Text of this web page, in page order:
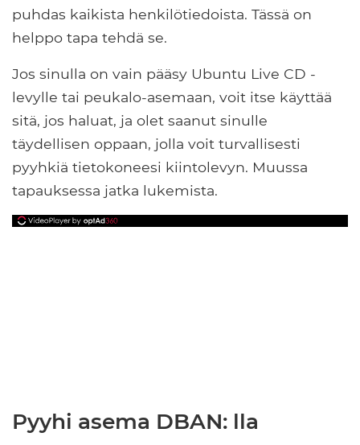
puhdas kaikista henkilötiedoista. Tässä on
helppo tapa tehdä se.
Jos sinulla on vain pääsy Ubuntu Live CD -
levylle tai peukalo-asemaan, voit itse käyttää
sitä, jos haluat, ja olet saanut sinulle
täydellisen oppaan, jolla voit turvallisesti
pyyhkiä tietokoneesi kiintolevyn. Muussa
tapauksessa jatka lukemista.
Pyyhi asema DBAN: lla